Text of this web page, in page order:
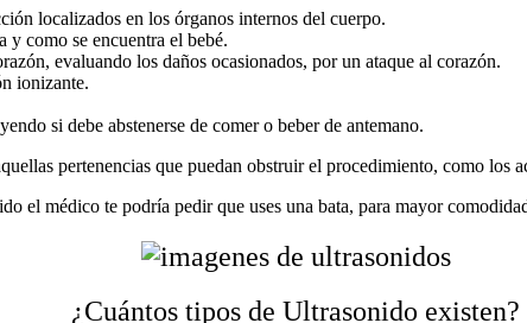
localizados en los órganos internos del cuerpo.
y como se encuentra el bebé.
evaluando los daños ocasionados, por un ataque al corazón.
ionizante.
si debe abstenerse de comer o beber de antemano.
pertenencias que puedan obstruir el procedimiento, como los
el médico te podría pedir que uses una bata, para mayor
¿Cuántos tipos de Ultrasonido existen?